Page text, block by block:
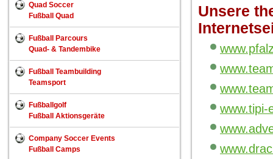
Quad Soccer
Fußball Quad
Fußball Parcours
Quad- & Tandembike
Fußball Teambuilding
Teamsport
Fußballgolf
Fußball Aktionsgeräte
Company Soccer Events
Fußball Camps
Unsere
www.tipi-